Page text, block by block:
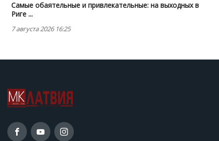
Самые обаятельные и привлекательные: на выходных в
Риге ...
7 августа 2026 16:25